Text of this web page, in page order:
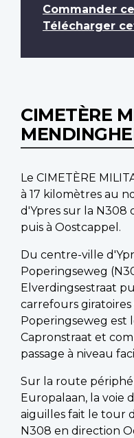
Commander
Télécharger
CIMETÈRE
Le CIMETÈRE
à 17 kilomètres au
d'Ypres sur la N308
puis à Oostcappel.
Du centre-ville
Poperingseweg
Elverdingsestraat
carrefours giratoires
Poperingseweg est
Capronstraat et
passage à niveau
Sur la route
Europalaan, la voie
aiguilles fait le tour
N308 en direction